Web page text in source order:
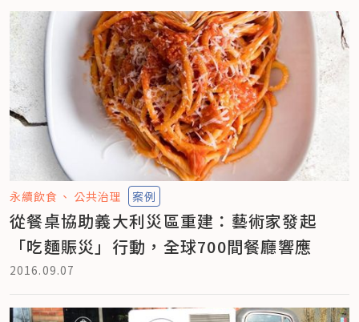
永續飲食 公共治理 案例
從餐桌協助義大利災區重建：藝術家發起
「吃麵賑災」行動，全球700間餐廳響應
2016.09.07